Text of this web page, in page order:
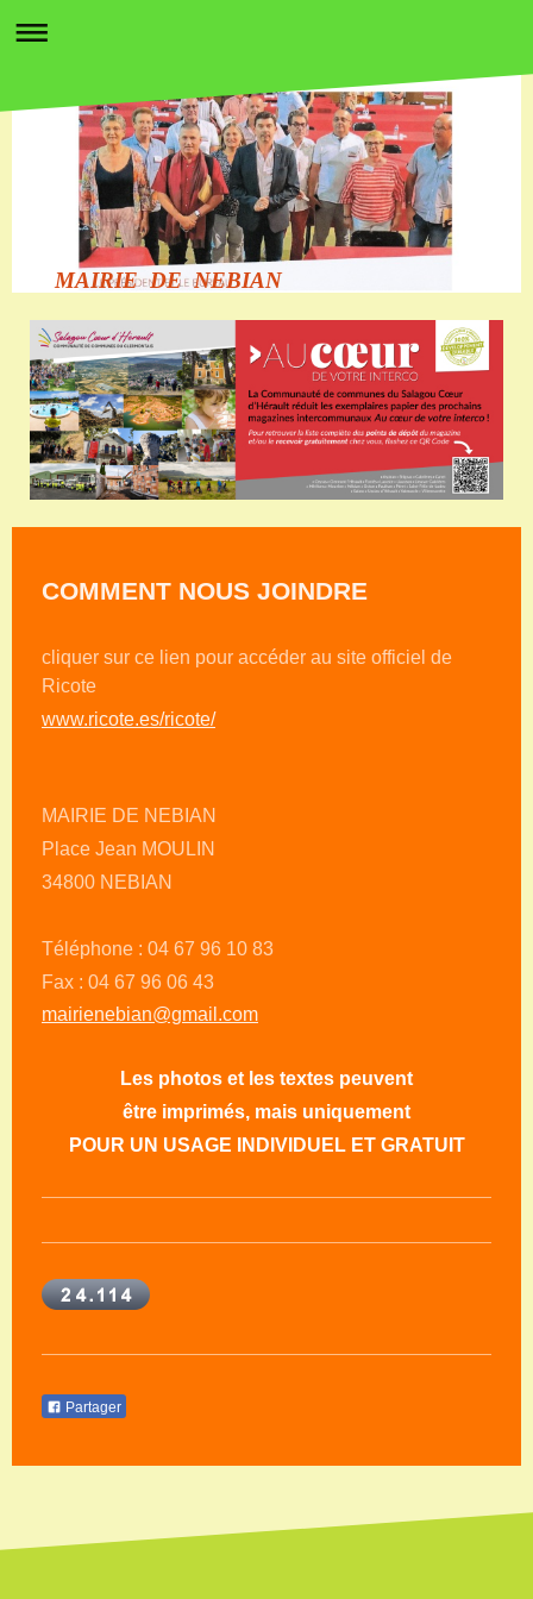
MAIRIE DE NEBIAN
COMMENT NOUS JOINDRE
cliquer sur ce lien pour accéder au site officiel de
Ricote
www.ricote.es/ricote/
MAIRIE DE NEBIAN
Place Jean MOULIN
34800 NEBIAN
Téléphone : 04 67 96 10 83
Fax : 04 67 96 06 43
mairienebian@gmail.com
Les photos et les textes peuvent
être imprimés, mais uniquement
POUR UN USAGE INDIVIDUEL ET GRATUIT
Partager